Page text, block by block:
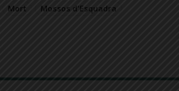
Mort Mossos d'Esquadra